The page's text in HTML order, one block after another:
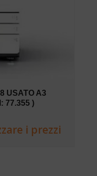
USATO A3
77.355 )
i prezzi